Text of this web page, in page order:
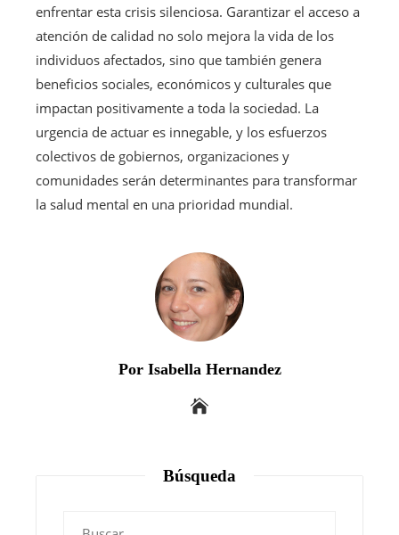
enfrentar esta crisis silenciosa. Garantizar el acceso a
atención de calidad no solo mejora la vida de los
individuos afectados, sino que también genera
beneficios sociales, económicos y culturales que
impactan positivamente a toda la sociedad. La
urgencia de actuar es innegable, y los esfuerzos
colectivos de gobiernos, organizaciones y
comunidades serán determinantes para transformar
la salud mental en una prioridad mundial.
Por Isabella Hernandez
Búsqueda